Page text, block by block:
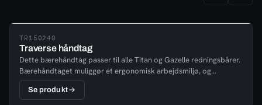
TR150240
Traverse håndtag
Dette bærehåndtag passer til alle Titan og Gazelle redningsbårer.
Bærehåndtaget muliggør et ergonomisk arbejdsmiljø, og
monteres enkelt uden brug af værktøj. Sælges stykvis.
Se produkt